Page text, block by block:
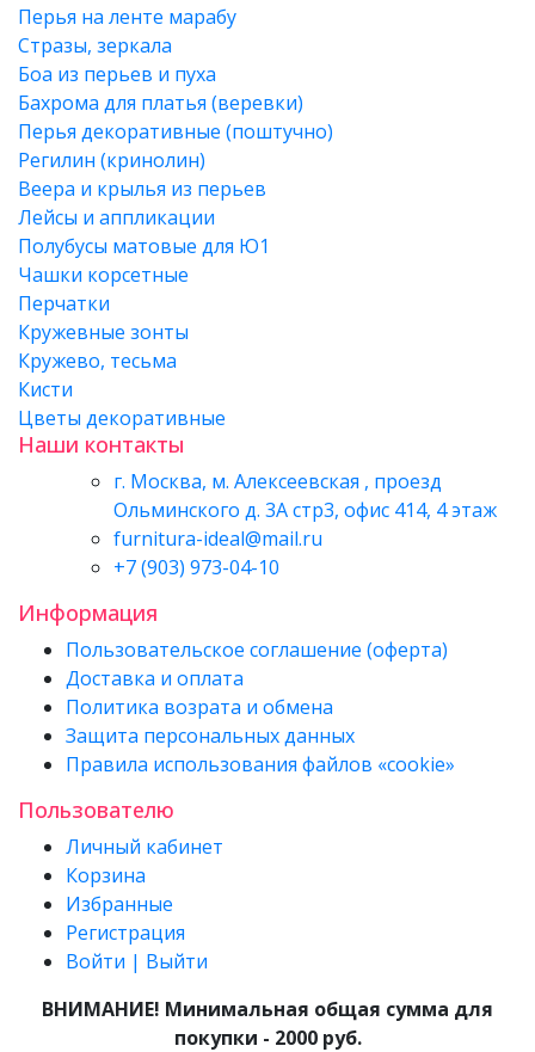
Перья на ленте марабу
Стразы, зеркала
Боа из перьев и пуха
Бахрома для платья (веревки)
Перья декоративные (поштучно)
Регилин (кринолин)
Веера и крылья из перьев
Лейсы и аппликации
Полубусы матовые для Ю1
Чашки корсетные
Перчатки
Кружевные зонты
Кружево, тесьма
Кисти
Цветы декоративные
Наши контакты
г. Москва, м. Алексеевская , проезд
Ольминского д. 3А стр3, офис 414, 4 этаж
furnitura-ideal@mail.ru
+7 (903) 973-04-10
Информация
Пользовательское соглашение (оферта)
Доставка и оплата
Политика возрата и обмена
Защита персональных данных
Правила использования файлов «cookie»
Пользователю
Личный кабинет
Корзина
Избранные
Регистрация
Войти | Выйти
ВНИМАНИЕ! Минимальная общая сумма для
покупки - 2000 руб.